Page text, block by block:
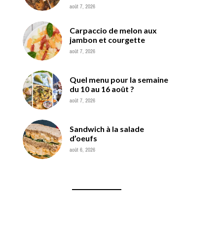
août 7, 2026
Carpaccio de melon aux
jambon et courgette
août 7, 2026
Quel menu pour la semaine
du 10 au 16 août ?
août 7, 2026
Sandwich à la salade
d’oeufs
août 6, 2026